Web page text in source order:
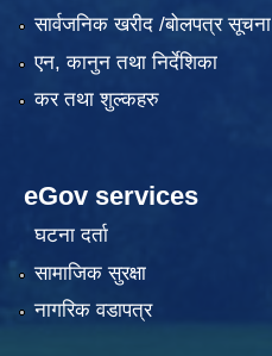
सार्वजनिक खरीद /बोलपत्र सूचना
एन, कानुन तथा निर्देशिका
कर तथा शुल्कहरु
eGov services
घटना दर्ता
सामाजिक सुरक्षा
नागरिक वडापत्र